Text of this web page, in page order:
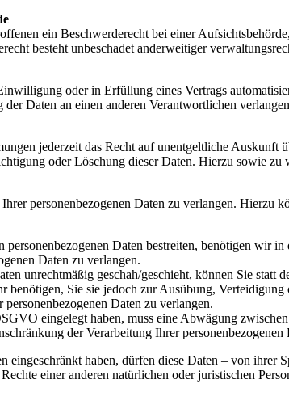
ein Beschwerderecht bei einer
besteht unbeschadet anderweitiger
oder in Erfüllung eines Vertrags
Daten an einen anderen Verantwortlichen
jederzeit das Recht auf unentgeltliche
oder Löschung dieser Daten. Hierzu sowie zu
personenbezogenen Daten zu verlangen.
Daten bestreiten, benötigen wir
Daten zu verlangen.
unrechtmäßig geschah/geschieht, können Sie
benötigen, Sie sie jedoch zur Ausübung,
Daten zu verlangen.
eingelegt haben, muss eine Abwägung
der Verarbeitung Ihrer personenbezogenen
eingeschränkt haben, dürfen diese Daten – von
einer anderen natürlichen oder juristischen